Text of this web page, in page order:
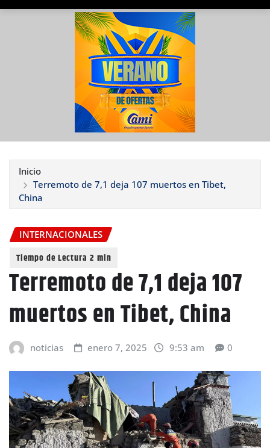
Inicio
Terremoto de 7,1 deja 107 muertos en Tibet,
China
INTERNACIONALES
Terremoto de 7,1 deja 107
muertos en Tibet, China
noticias enero 7, 2025 9:53 am 0